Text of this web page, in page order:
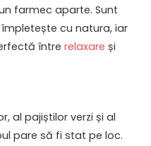
farmec aparte. Sunt
cu natura, iar
între relaxare și
al pajiștilor verzi și al
pare să fi stat pe loc.